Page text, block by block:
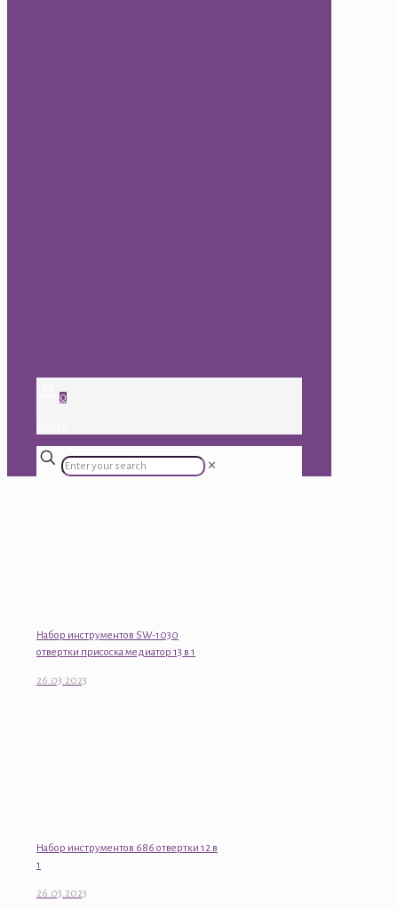
0
✕
Набор инструментов SW-1030
отвертки присоска медиатор 13 в 1
26.03.2023
Набор инструментов 686 отвертки 12 в
1
26.03.2023